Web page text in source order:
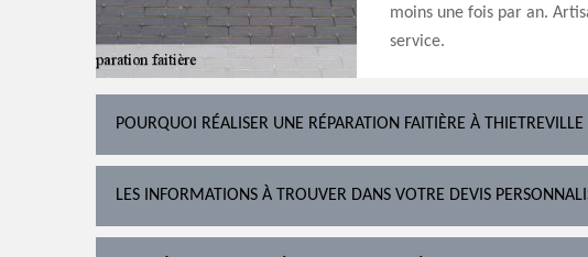
moins une fois par an.
service.
POURQUOI RÉALISER UNE RÉPARATION FAITIÈRE À
LES INFORMATIONS À TROUVER DANS VOTRE DEVIS